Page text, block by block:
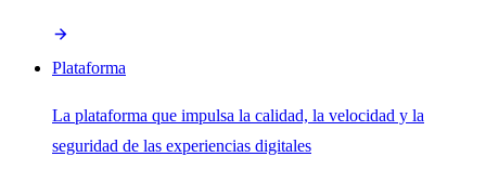
Plataforma
La plataforma que impulsa la calidad, la velocidad y la
seguridad de las experiencias digitales